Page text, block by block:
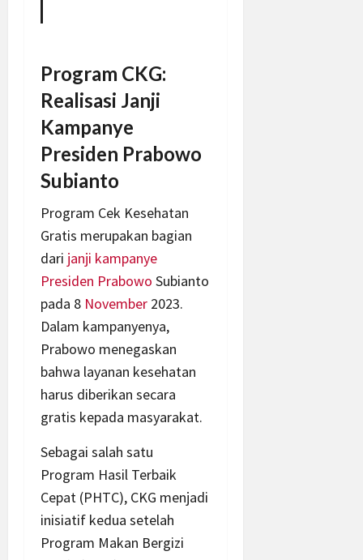
Program CKG:
Realisasi Janji
Kampanye
Presiden Prabowo
Subianto
Program Cek Kesehatan
Gratis merupakan bagian
dari janji kampanye
Presiden Prabowo Subianto
pada 8 November 2023.
Dalam kampanyenya,
Prabowo menegaskan
bahwa layanan kesehatan
harus diberikan secara
gratis kepada masyarakat.
Sebagai salah satu
Program Hasil Terbaik
Cepat (PHTC), CKG menjadi
inisiatif kedua setelah
Program Makan Bergizi